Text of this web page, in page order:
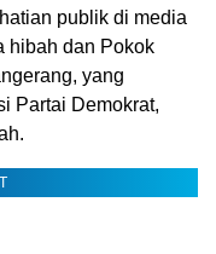
publik di media
hibah dan Pokok
yang
Partai Demokrat,